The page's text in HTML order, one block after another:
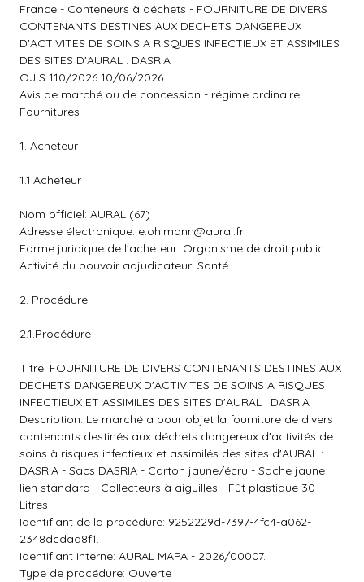
France - Conteneurs à déchets - FOURNITURE DE DIVERS
CONTENANTS DESTINES AUX DECHETS DANGEREUX
D'ACTIVITES DE SOINS A RISQUES INFECTIEUX ET ASSIMILES
DES SITES D'AURAL : DASRIA
OJ S 110/2026 10/06/2026.
Avis de marché ou de concession - régime ordinaire
Fournitures
1. Acheteur
1.1.Acheteur
Nom officiel: AURAL (67)
Adresse électronique: e.ohlmann@aural.fr
Forme juridique de l'acheteur: Organisme de droit public
Activité du pouvoir adjudicateur: Santé
2. Procédure
2.1.Procédure
Titre: FOURNITURE DE DIVERS CONTENANTS DESTINES AUX
DECHETS DANGEREUX D'ACTIVITES DE SOINS A RISQUES
INFECTIEUX ET ASSIMILES DES SITES D'AURAL : DASRIA
Description: Le marché a pour objet la fourniture de divers
contenants destinés aux déchets dangereux d'activités de
soins à risques infectieux et assimilés des sites d'AURAL :
DASRIA - Sacs DASRIA - Carton jaune/écru - Sache jaune
lien standard - Collecteurs à aiguilles - Fût plastique 30
Litres
Identifiant de la procédure: 9252229d-7397-4fc4-a062-
2348dcdaa8f1.
Identifiant interne: AURAL MAPA - 2026/00007.
Type de procédure: Ouverte